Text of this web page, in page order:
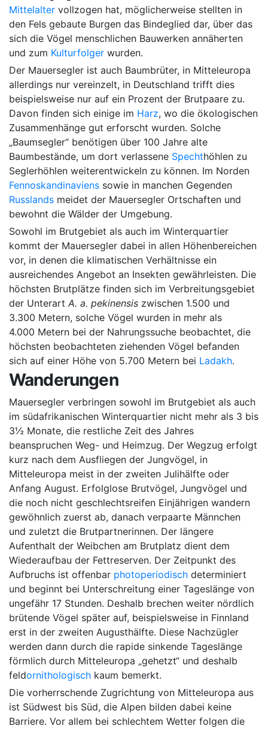
Mittelalter vollzogen hat, möglicherweise stellten in
den Fels gebaute Burgen das Bindeglied dar, über das
sich die Vögel menschlichen Bauwerken annäherten
und zum Kulturfolger wurden.
Der Mauersegler ist auch Baumbrüter, in Mitteleuropa
allerdings nur vereinzelt, in Deutschland trifft dies
beispielsweise nur auf ein Prozent der Brutpaare zu.
Davon finden sich einige im Harz, wo die ökologischen
Zusammenhänge gut erforscht wurden. Solche
„Baumsegler“ benötigen über 100 Jahre alte
Baumbestände, um dort verlassene Spechthöhlen zu
Seglerhöhlen weiterentwickeln zu können. Im Norden
Fennoskandinaviens sowie in manchen Gegenden
Russlands meidet der Mauersegler Ortschaften und
bewohnt die Wälder der Umgebung.
Sowohl im Brutgebiet als auch im Winterquartier
kommt der Mauersegler dabei in allen Höhenbereichen
vor, in denen die klimatischen Verhältnisse ein
ausreichendes Angebot an Insekten gewährleisten. Die
höchsten Brutplätze finden sich im Verbreitungsgebiet
der Unterart A. a. pekinensis zwischen 1.500 und
3.300 Metern, solche Vögel wurden in mehr als
4.000 Metern bei der Nahrungssuche beobachtet, die
höchsten beobachteten ziehenden Vögel befanden
sich auf einer Höhe von 5.700 Metern bei Ladakh.
Wanderungen
Mauersegler verbringen sowohl im Brutgebiet als auch
im südafrikanischen Winterquartier nicht mehr als 3 bis
3½ Monate, die restliche Zeit des Jahres
beanspruchen Weg- und Heimzug. Der Wegzug erfolgt
kurz nach dem Ausfliegen der Jungvögel, in
Mitteleuropa meist in der zweiten Julihälfte oder
Anfang August. Erfolglose Brutvögel, Jungvögel und
die noch nicht geschlechtsreifen Einjährigen wandern
gewöhnlich zuerst ab, danach verpaarte Männchen
und zuletzt die Brutpartnerinnen. Der längere
Aufenthalt der Weibchen am Brutplatz dient dem
Wiederaufbau der Fettreserven. Der Zeitpunkt des
Aufbruchs ist offenbar photoperiodisch determiniert
und beginnt bei Unterschreitung einer Tageslänge von
ungefähr 17 Stunden. Deshalb brechen weiter nördlich
brütende Vögel später auf, beispielsweise in Finnland
erst in der zweiten Augusthälfte. Diese Nachzügler
werden dann durch die rapide sinkende Tageslänge
förmlich durch Mitteleuropa „gehetzt“ und deshalb
feldornithologisch kaum bemerkt.
Die vorherrschende Zugrichtung von Mitteleuropa aus
ist Südwest bis Süd, die Alpen bilden dabei keine
Barriere. Vor allem bei schlechtem Wetter folgen die